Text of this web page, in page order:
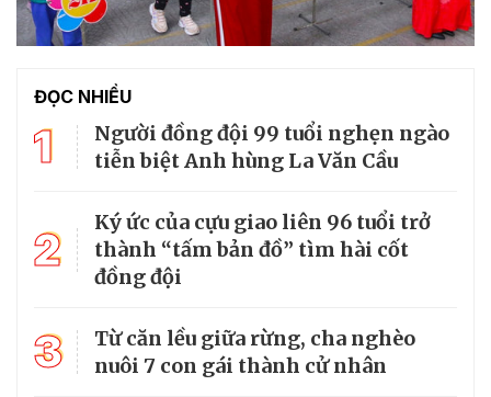
ĐỌC NHIỀU
1
Người đồng đội 99 tuổi nghẹn ngào
tiễn biệt Anh hùng La Văn Cầu
2
Ký ức của cựu giao liên 96 tuổi trở
thành “tấm bản đồ” tìm hài cốt
đồng đội
3
Từ căn lều giữa rừng, cha nghèo
nuôi 7 con gái thành cử nhân